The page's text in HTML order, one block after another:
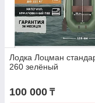
Лодка Лоцман
260 зелёный
100 000 ₸